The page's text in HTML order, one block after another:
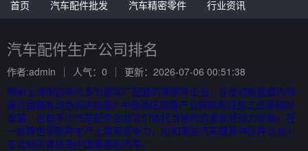
首页 汽车配件批发 汽车精密零件 行业资讯
汽车配件生产公司排名
作者:admin 人气：0
更新：2026-07-06 00:51:38
例如上海周边有众多为整车厂配套的零部件企业，在发动机底盘内饰
等方面都有出色的供应商2 中部地区随着产业转移和自身工业基础的
发展，也有不少汽车配件企业它们依托当地的资源和劳动力优势，在
一些特色零部件生产上具有竞争力，比如某些汽车模具冲压件企业3
东北地区曾经是中国重要的汽车。